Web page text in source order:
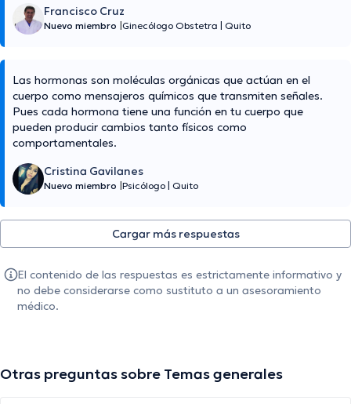
Francisco Cruz
Nuevo miembro Ginecólogo Obstetra Quito
Las hormonas son moléculas orgánicas que actúan en el
cuerpo como mensajeros químicos que transmiten señales.
Pues cada hormona tiene una función en tu cuerpo que
pueden producir cambios tanto físicos como
comportamentales.
Cristina Gavilanes
Nuevo miembro Psicólogo Quito
Cargar más respuestas
El contenido de las respuestas es estrictamente informativo y
no debe considerarse como sustituto a un asesoramiento
médico.
Otras preguntas sobre Temas generales